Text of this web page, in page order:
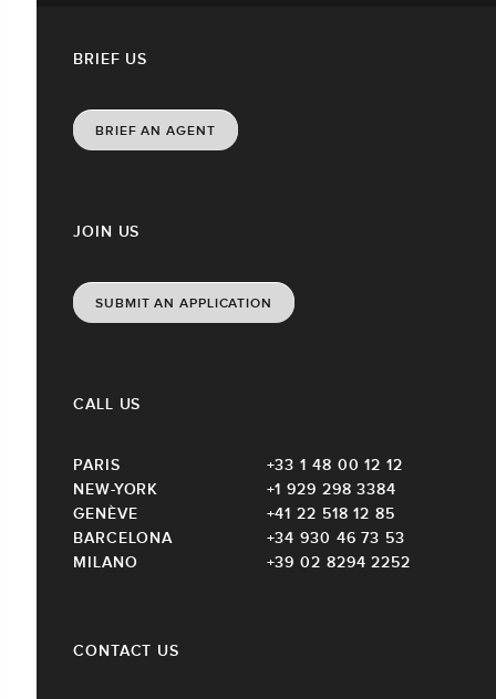
CONTACT US
JOIN US
SUBMIT AN APPLICATION
CALL US
PARIS
+33 1 48 00 12 12
NEW-YORK
+1 929 298 3384
GENÈVE
+41 22 518 12 85
BARCELONA
+34 930 46 73 53
MILANO
+39 02 8294 2252
BRIEF US
BRIEF AN AGENT